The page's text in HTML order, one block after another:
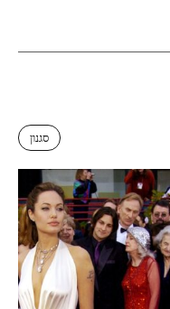
סגנון